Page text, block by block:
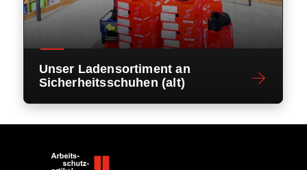
Unser Ladensortiment an
Sicherheitsschuhen (alt)